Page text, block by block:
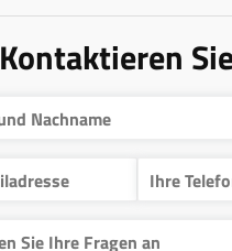
Kontaktieren